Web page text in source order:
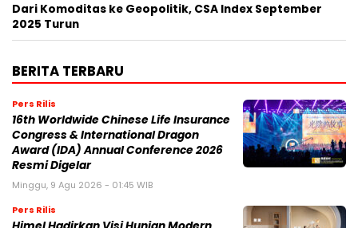
Dari Komoditas ke Geopolitik, CSA Index September
2025 Turun
BERITA TERBARU
Pers Rilis
16th Worldwide Chinese Life Insurance
Congress & International Dragon
Award (IDA) Annual Conference 2026
Resmi Digelar
Minggu, 9 Agu 2026 - 01:45 WIB
Pers Rilis